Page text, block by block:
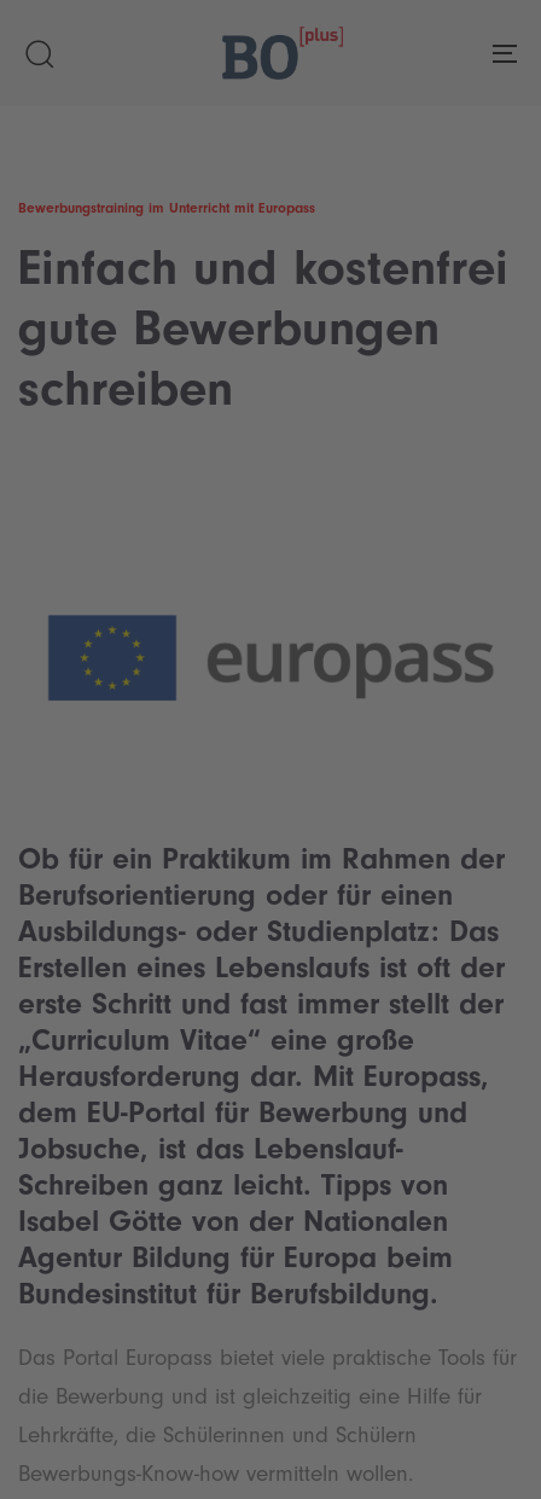
links
content
Bewerbungstraining im Unterricht mit Europass
Einfach und kostenfrei
gute Bewerbungen
schreiben
Ob für ein Praktikum im Rahmen der
Berufsorientierung oder für einen
Ausbildungs- oder Studienplatz: Das
Erstellen eines Lebenslaufs ist oft der
erste Schritt und fast immer stellt der
„Curriculum Vitae“ eine große
Herausforderung dar. Mit Europass,
dem EU-Portal für Bewerbung und
Jobsuche, ist das Lebenslauf-
Schreiben ganz leicht. Tipps von
Isabel Götte von der Nationalen
Agentur Bildung für Europa beim
Bundesinstitut für Berufsbildung.
Das Portal Europass bietet viele praktische Tools für
die Bewerbung und ist gleichzeitig eine Hilfe für
Lehrkräfte, die Schülerinnen und Schülern
Bewerbungs-Know-how vermitteln wollen.